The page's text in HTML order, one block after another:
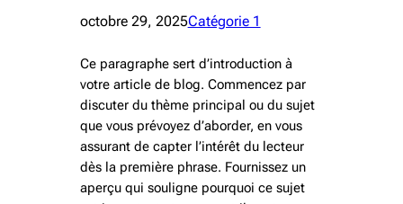
octobre 29, 2025Catégorie 1
Ce paragraphe sert d’introduction à
votre article de blog. Commencez par
discuter du thème principal ou du sujet
que vous prévoyez d’aborder, en vous
assurant de capter l’intérêt du lecteur
dès la première phrase. Fournissez un
aperçu qui souligne pourquoi ce sujet